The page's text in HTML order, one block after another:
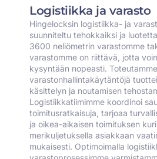
Logistiikka ja varasto
Hingelocksin logistiikka- ja
suunniteltu tehokkaiksi ja
3600 neliömetrin varastomme
varastomme on riittävä, jotta
kysyntään nopeasti.
varastonhallintakäytäntöjä
käsittelyn ja noutamisen
Logistiikkatiimimme koordinoi
toimitusratkaisuja, tarjoaa
ja oikea-aikaisen toimituksen
merikuljetuksella asiakkaan
mukaisesti. Optimoimalla